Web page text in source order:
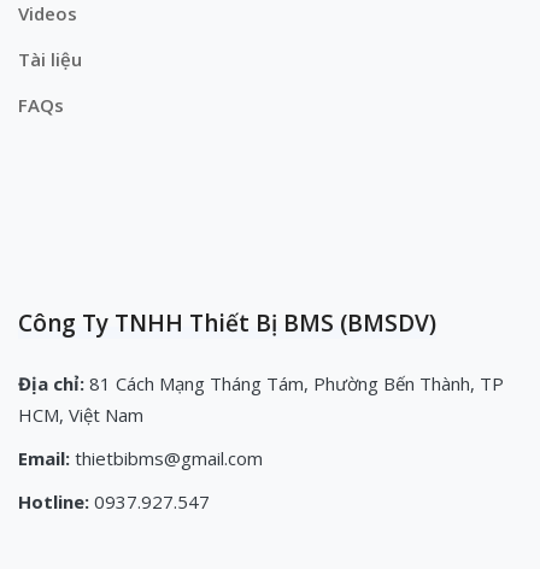
Videos
Tài liệu
FAQs
Công Ty TNHH Thiết Bị BMS (BMSDV)
Địa chỉ: 81 Cách Mạng Tháng Tám, Phường Bến Thành, TP
HCM, Việt Nam
Email: thietbibms@gmail.com
Hotline: 0937.927.547